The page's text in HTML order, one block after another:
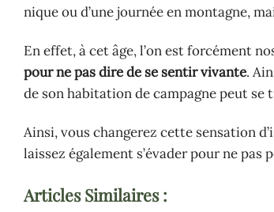
nique ou d’une journée en montagne,
En effet, à cet âge, l’on est forcément
pour ne pas dire de se sentir vivante.
de son habitation de campagne peut se
Ainsi, vous changerez cette sensation
laissez également s’évader pour ne
Articles Similaires :